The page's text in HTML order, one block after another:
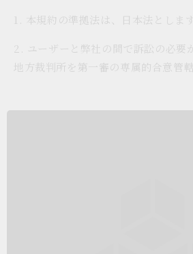
1. 本規約の準拠法は、日本法とします
2. ユーザーと弊社の間で訴訟の必要
地方裁判所を第一審の専属的合意管